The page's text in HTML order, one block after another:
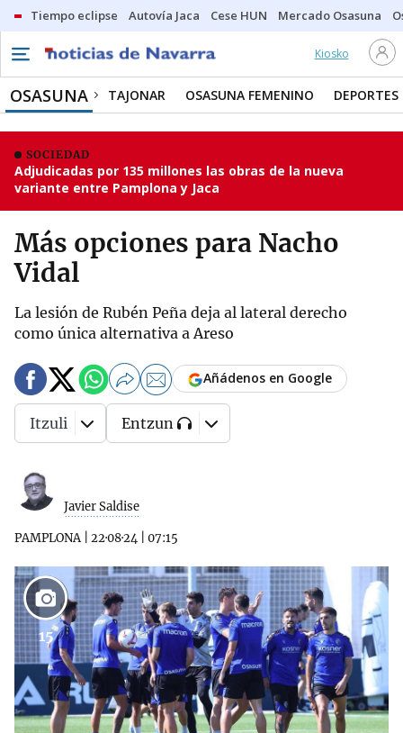
Tiempo eclipse Autovía Jaca Cese HUN Mercado Osasuna
Kiosko
OSASUNA TAJONAR OSASUNA FEMENINO DEPORTES
SOCIEDAD
Adjudicadas por 135 millones las obras de la nueva
variante entre Pamplona y Jaca
Más opciones para Nacho
Vidal
La lesión de Rubén Peña deja al lateral derecho
como única alternativa a Areso
Javier Saldise
PAMPLONA| 22·08·24 07:15
Añádenos en Google
Itzuli Entzun
15